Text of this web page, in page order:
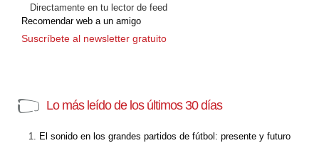
Directamente en tu lector de feed
Recomendar web a un amigo
Suscríbete al newsletter gratuito
Lo más leído de los últimos 30 días
El sonido en los grandes partidos de fútbol: presente y futuro